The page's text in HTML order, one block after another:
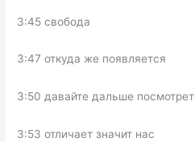
3:45 свобода
3:47 откуда же появляется
3:50 давайте дальше
3:53 отличает значит нас